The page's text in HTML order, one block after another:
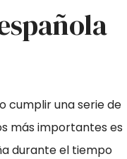
cumplir una serie de
más importantes es
durante el tiempo